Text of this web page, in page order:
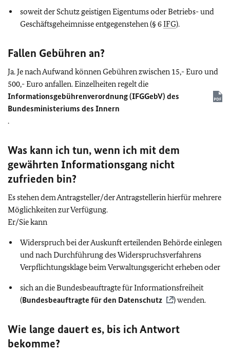
soweit der Schutz geistigen Eigentums oder Betriebs- und
Geschäftsgeheimnisse entgegenstehen (§ 6IFG).
Fallen Gebühren an?
Ja. Je nach Aufwand können Gebühren zwischen 15,- Euro und
500,- Euro anfallen. Einzelheiten regelt die
Informationsgebührenverordnung (IFGGebV) des
Bundesministeriums des Innern
.
Was kann ich tun, wenn ich mit dem
gewährten Informationsgang nicht
zufrieden bin?
Es stehen dem Antragsteller/der Antragstellerin hierfür mehrere
Möglichkeiten zur Verfügung.
Er/Sie kann
Widerspruch bei der Auskunft erteilenden Behörde einlegen
und nach Durchführung desWiderspruchsverfahrens
VerpflichtungsklagebeimVerwaltungsgerichterheben oder
sich an die Bundesbeauftragte für Informationsfreiheit
(Bundesbeauftragte für den Datenschutz ) wenden.
Wie lange dauert es, bis ich Antwort
bekomme?